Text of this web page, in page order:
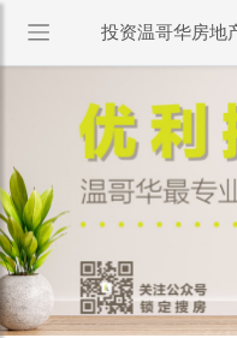
投资温哥华房地